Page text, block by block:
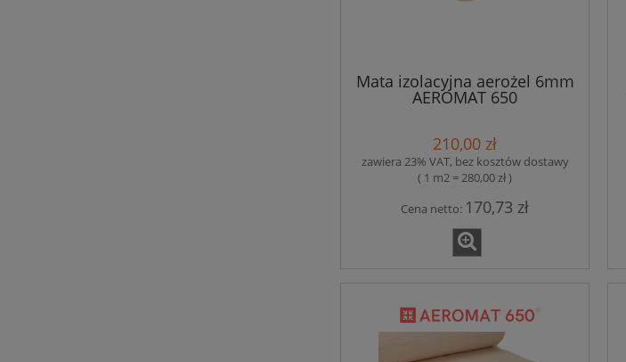
Mata izolacyjna aerożel 6mm
AEROMAT 650
210,00 zł
zawiera 23% VAT, bez kosztów dostawy
( 1 m2 = 280,00 zł )
Cena netto: 170,73 zł